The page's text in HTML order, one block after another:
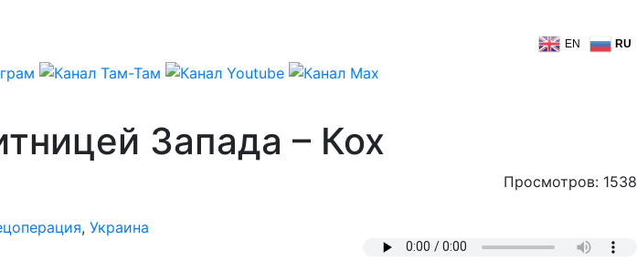
EN RU
Запада – Кох
Просмотров: 1538
, Украина